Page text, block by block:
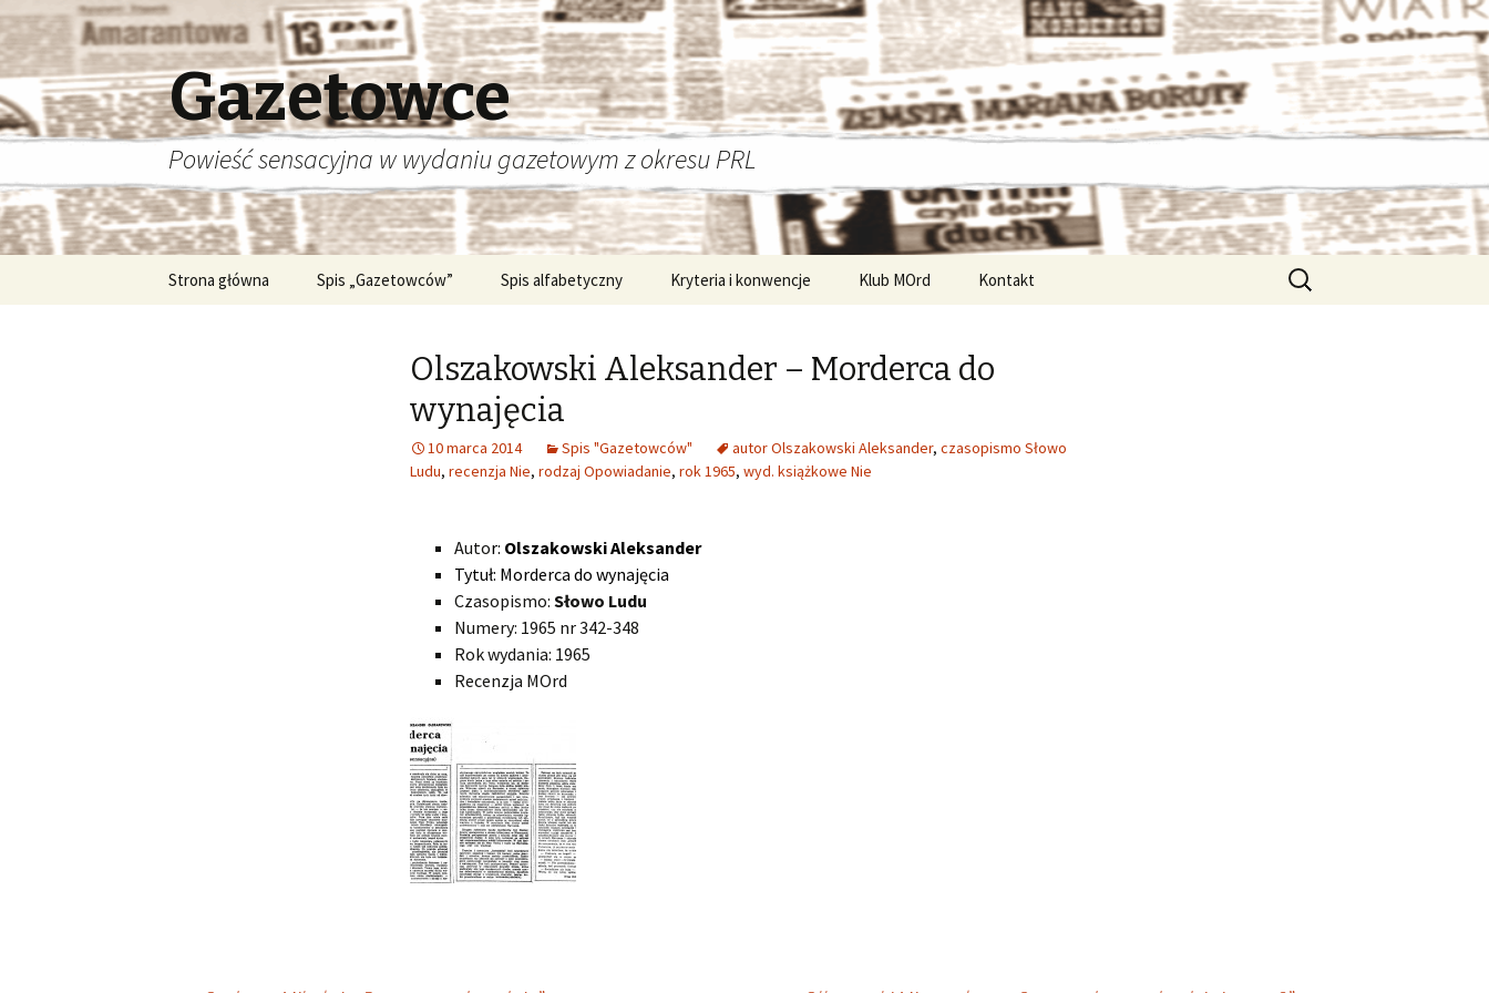
Gazetowce
Powieść sensacyjna w wydaniu gazetowym z okresu PRL
Strona główna Spis „Gazetowców” Spis alfabetyczny Kryteria i konwencje Klub MOrd Kontakt
Szukaj:
Olszakowski Aleksander – Morderca do
wynajęcia
10 marca 2014 Spis "Gazetowców" autor Olszakowski Aleksander, czasopismo Słowo
Ludu, recenzja Nie, rodzaj Opowiadanie, rok 1965, wyd. książkowe Nie
Autor: Olszakowski Aleksander
Tytuł: Morderca do wynajęcia
Czasopismo: Słowo Ludu
Numery: 1965 nr 342-348
Rok wydania: 1965
Recenzja MOrd